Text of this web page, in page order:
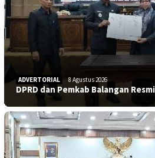
ADVERTORIAL 8 Agustus 2026
DPRD dan Pemkab Balangan